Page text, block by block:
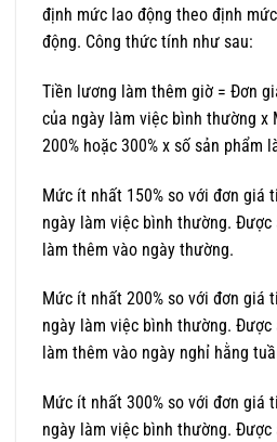
định mức lao động theo định
động. Công thức tính như sau:
Tiền lương làm thêm giờ = Đơn
của ngày làm việc bình thường x
200% hoặc 300% x số sản phẩm
Mức ít nhất 150% so với đơn giá
ngày làm việc bình thường. Được
làm thêm vào ngày thường.
Mức ít nhất 200% so với đơn giá
ngày làm việc bình thường. Được
làm thêm vào ngày nghỉ hằng
Mức ít nhất 300% so với đơn giá
ngày làm việc bình thường. Được